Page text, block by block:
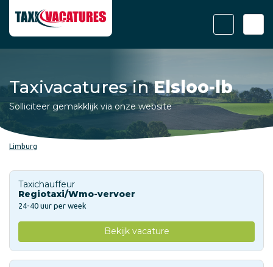
Taxivacatures inElsloo-lb
Solliciteer gemakklijk via onze website
Limburg
Taxichauffeur
Regiotaxi/Wmo-vervoer
24-40 uur per week
Bekijk vacature